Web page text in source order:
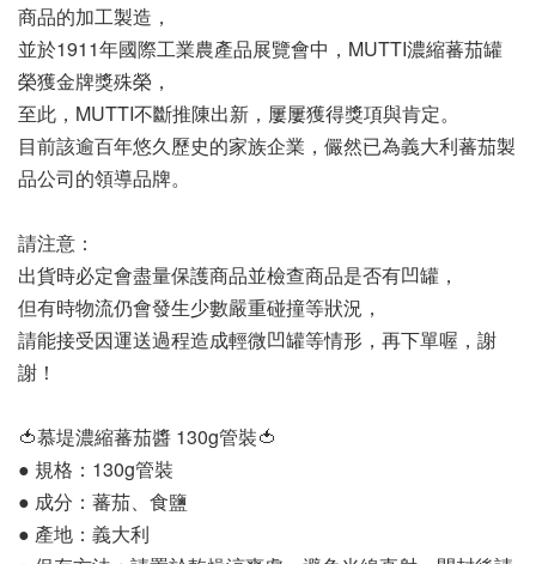
商品的加工製造，
並於1911年國際工業農產品展覽會中，MUTTI濃縮蕃茄罐
榮獲金牌獎殊榮，
至此，MUTTI不斷推陳出新，屢屢獲得獎項與肯定。
目前該逾百年悠久歷史的家族企業，儼然已為義大利蕃茄製
品公司的領導品牌。
請注意：
出貨時必定會盡量保護商品並檢查商品是否有凹罐，
但有時物流仍會發生少數嚴重碰撞等狀況，
請能接受因運送過程造成輕微凹罐等情形，再下單喔，謝
謝！
🍅慕堤濃縮蕃茄醬 130g管裝🍅
● 規格：130g管裝
● 成分：蕃茄、食鹽
● 產地：義大利